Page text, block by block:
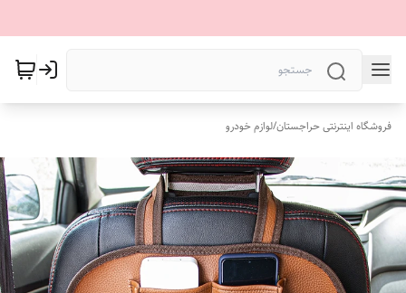
فروشگاه اینترنتی حراجستان/لوازم خودرو